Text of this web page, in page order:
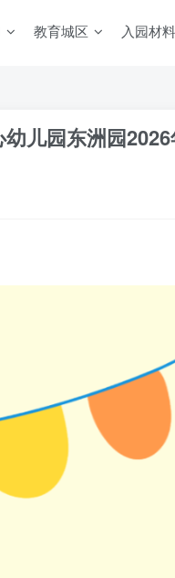
教育城区 入园材料
儿园东洲园